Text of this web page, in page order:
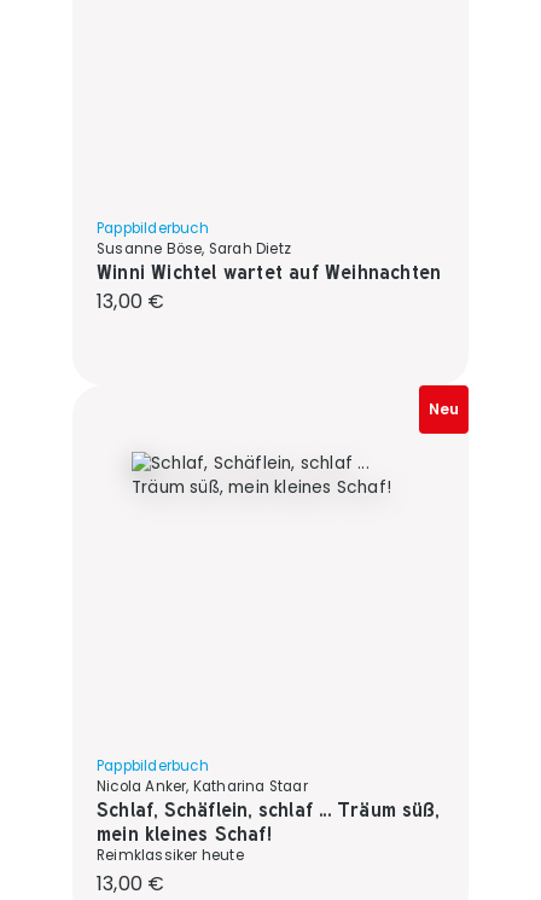
Pappbilderbuch
Susanne Böse, Sarah Dietz
Winni Wichtel wartet auf Weihnachten
Regulärer Preis:
13,00 €
Neu
Pappbilderbuch
Nicola Anker, Katharina Staar
Schlaf, Schäflein, schlaf ... Träum süß,
mein kleines Schaf!
Reimklassiker heute
Regulärer Preis:
13,00 €